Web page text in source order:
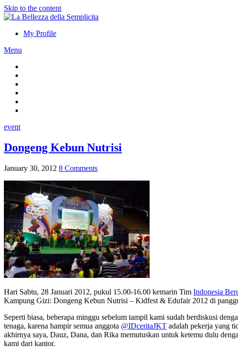
Skip to the content
My Profile
Menu
event
Dongeng Kebun Nutrisi
January 30, 2012 8 Comments
Hari Sabtu, 28 Januari 2012, pukul 15.00-16.00 kemarin Tim Indonesia
Kampung Gizi: Dongeng Kebun Nutrisi – Kidfest & Edufair 2012 di
Seperti biasa, beberapa minggu sebelum tampil kami sudah berdiskusi
tenaga, karena hampir semua anggota @IDceritaJKT adalah pekerja yang
akhirnya saya, Dauz, Dana, dan Rika memutuskan untuk ketemu dulu
kami dari kantor.